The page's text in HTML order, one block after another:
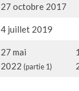
27 octobre 2017
4 juillet 2019
27 mai
2022 (partie 1)